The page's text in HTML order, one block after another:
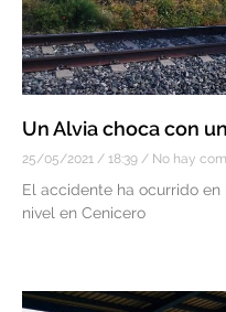
Un Alvia choca con
25/05/2021 18:39 No hay
El accidente ha ocurrido
nivel en Cenicero